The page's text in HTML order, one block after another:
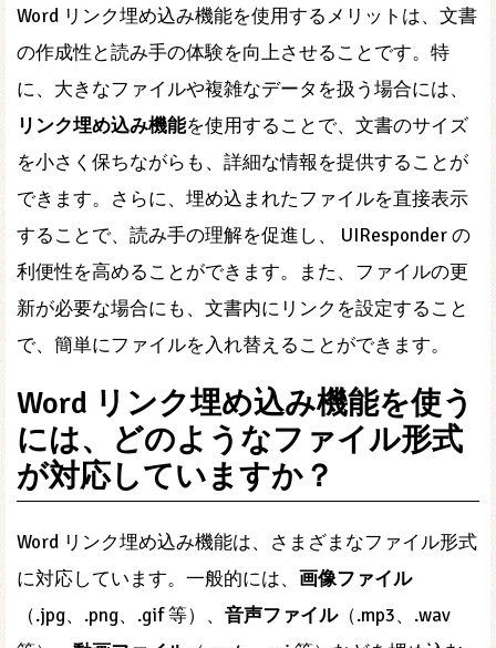
Word リンク埋め込み機能を使用するメリットは、文書
の作成性と読み手の体験を向上させることです。特
に、大きなファイルや複雑なデータを扱う場合には、
リンク埋め込み機能を使用することで、文書のサイズ
を小さく保ちながらも、詳細な情報を提供することが
できます。さらに、埋め込まれたファイルを直接表示
することで、読み手の理解を促進し、 UIResponder の
利便性を高めることができます。また、ファイルの更
新が必要な場合にも、文書内にリンクを設定すること
で、簡単にファイルを入れ替えることができます。
Word リンク埋め込み機能を使う
には、どのようなファイル形式
が対応していますか？
Word リンク埋め込み機能は、さまざまなファイル形式
に対応しています。一般的には、 画像ファイル
（.jpg、.png、.gif 等）、 音声ファイル（.mp3、.wav